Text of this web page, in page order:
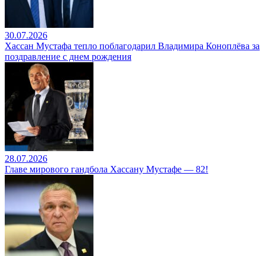
30.07.2026
Хассан Мустафа тепло поблагодарил Владимира Коноплёва за
поздравление с днем рождения
28.07.2026
Главе мирового гандбола Хассану Мустафе — 82!